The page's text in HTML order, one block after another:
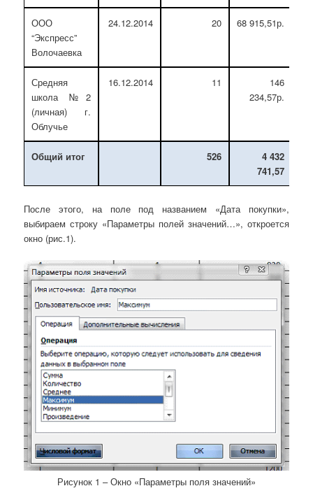
ООО
“Экспресс”
Волочаевка
24.12.2014 20 68 915,51р.
Средняя
школа №2
(личная) г.
Облучье
16.12.2014 11
146
234,57р.
Общий итог 526
4 432
741,57
После этого, на поле под названием «Дата покупки»,
выбираем строку «Параметры полей значений…», откроется
окно (рис.1).
Рисунок 1 – Окно «Параметры поля значений»